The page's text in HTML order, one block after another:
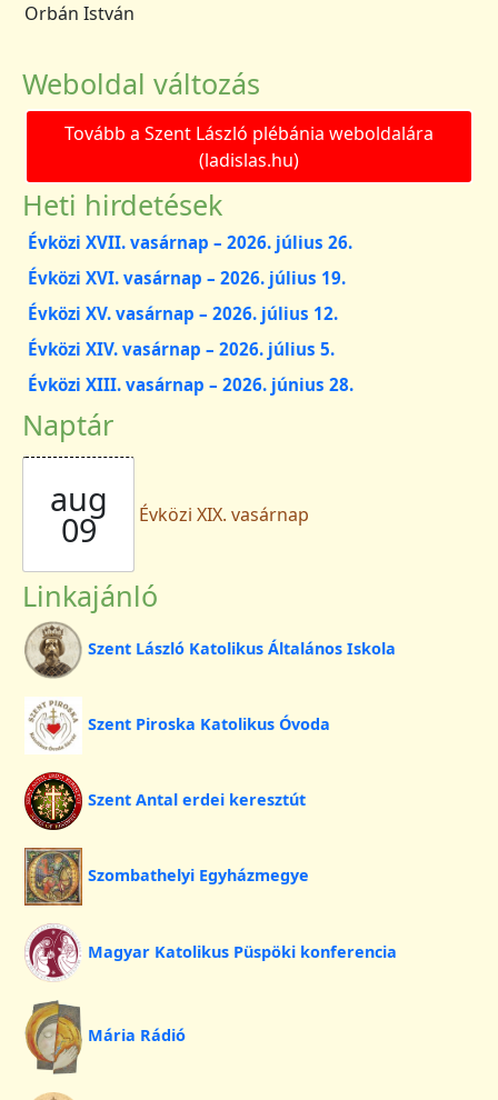
Orbán István
Weboldal változás
Tovább a Szent László plébánia weboldalára
(ladislas.hu)
Heti hirdetések
Évközi XVII. vasárnap – 2026. július 26.
Évközi XVI. vasárnap – 2026. július 19.
Évközi XV. vasárnap – 2026. július 12.
Évközi XIV. vasárnap – 2026. július 5.
Évközi XIII. vasárnap – 2026. június 28.
Naptár
aug
09 Évközi XIX. vasárnap
Linkajánló
Szent László Katolikus Általános Iskola
Szent Piroska Katolikus Óvoda
Szent Antal erdei keresztút
Szombathelyi Egyházmegye
Magyar Katolikus Püspöki konferencia
Mária Rádió